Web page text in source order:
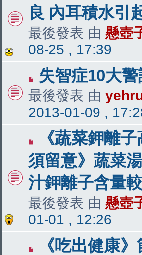
良 內耳積水引
最後發表 由 懸壺
08-25 , 17:39
失智症10大警
最後發表 由
2013-01-09 ,
《蔬菜鉀離
須留意》蔬菜
汁鉀離子含量
最後發表 由 懸壺
01-01 , 12:26
《吃出健康